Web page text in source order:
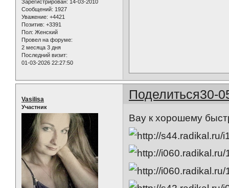
Зарегистрирован: 14-03-2010
Сообщений: 1927
Уважение: +4421
Позитив: +3391
Пол: Женский
Провел на форуме:
2 месяца 3 дня
Последний визит:
01-03-2026 22:27:50
Поделиться30-
Vasilisa
Участник
Вау к хорошему